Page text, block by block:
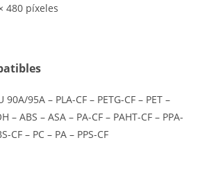
480 píxeles
90A/95A – PLA-CF – PETG-CF – PET –
– ABS – ASA – PA-CF – PAHT-CF – PPA-
CF – PC – PA – PPS-CF